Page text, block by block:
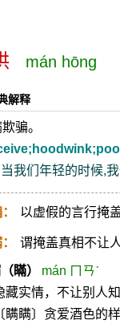
mán hōng
解释
骗。
当我们年轻的时候,
以虚假的言行掩
谓掩盖真相不让人
（瞞）
mán ㄇㄢˊ
实情，不让别人知
瞒〕贪爱酒色的样